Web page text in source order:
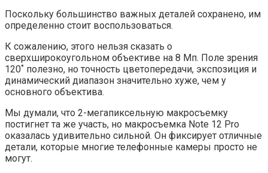
Поскольку большинство важных деталей сохранено, им
определенно стоит воспользоваться.
К сожалению, этого нельзя сказать о
сверхширокоугольном объективе на 8 Мп. Поле зрения
120˚ полезно, но точность цветопередачи, экспозиция и
динамический диапазон значительно хуже, чем у
основного объектива.
Мы думали, что 2-мегапиксельную макросъемку
постигнет та же участь, но макросъемка Note 12 Pro
оказалась удивительно сильной. Он фиксирует отличные
детали, которые многие телефонные камеры просто не
могут.